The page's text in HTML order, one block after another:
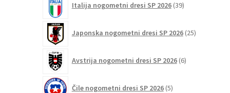
Italija nogometni dresi SP 2026 39izdelkov
Japonska nogometni dresi SP 2026 25izdelkov
Avstrija nogometni dresi SP 2026 6izdelkov
Čile nogometni dresi SP 2026 5